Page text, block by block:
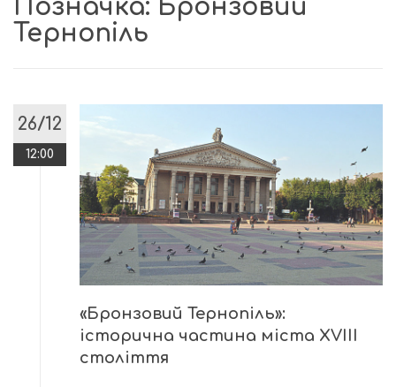
Позначка: Бронзовий
Тернопіль
26/12
12:00
«Бронзовий Тернопіль»:
історична частина міста XVIII
століття